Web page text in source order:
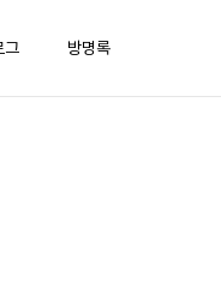
그 방명록